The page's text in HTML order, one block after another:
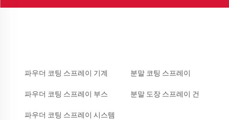
파우더 코팅 스프레이 기계 분말 코팅 스프레이
파우더 코팅 스프레이 부스 분말 도장 스프레이 건
파우더 코팅 스프레이 시스템